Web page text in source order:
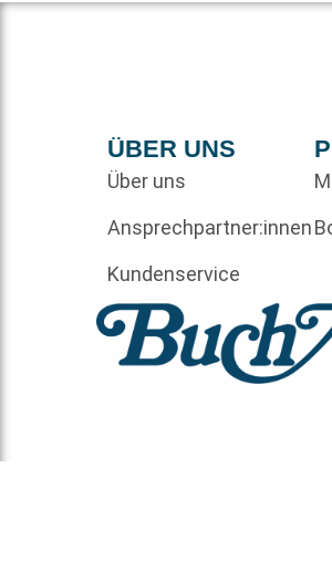
ÜBER UNS
Über uns
Ansprechpartner:innen
Kundenservice